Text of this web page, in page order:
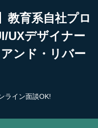
教育系自社プロ
UXデザイナー
ンド・リバー
ライン面談OK!